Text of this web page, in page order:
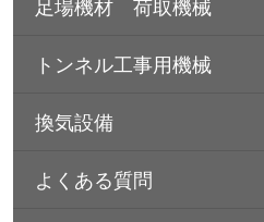
足場機材 荷取機械
トンネル工事用機械
換気設備
よくある質問